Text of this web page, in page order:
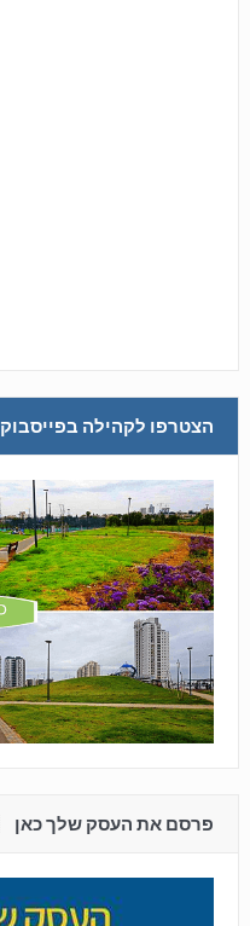
הצטרפו לקהילה בפייסבוק
פרסם את העסק שלך כאן